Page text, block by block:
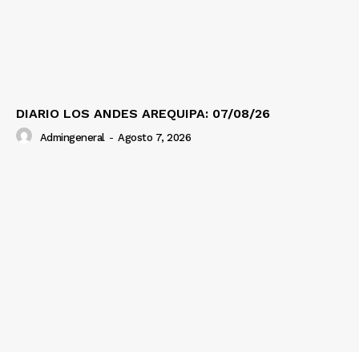
DIARIO LOS ANDES AREQUIPA: 07/08/26
Admingeneral - Agosto 7, 2026